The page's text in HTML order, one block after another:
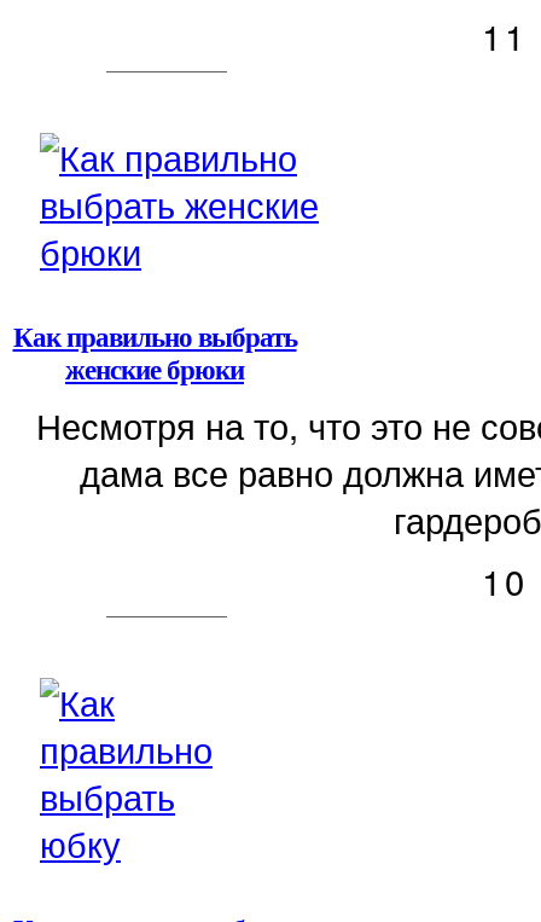
Как правильно выбрать
женские брюки
Несмотря на то, что это не
дама все равно должна